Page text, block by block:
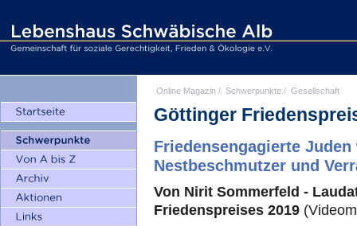
Online Magazin / Schwerpunkte / Gesellschaft
Göttinger
Friedensengagierte
Nestbeschmutzer und
Von Nirit Sommerfeld -
Friedenspreises 2019